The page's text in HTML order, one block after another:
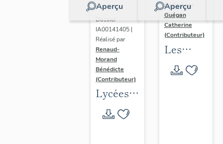
Aperçu
Dossier
IA00141405 |
Réalisé par
Renaud-
Morand
Bénédicte
(Contributeur)
Lycées
publics
en
Aperçu
Réalisé par
Guégan
Catherine
(Contributeur)
Les
collèges
jésuites